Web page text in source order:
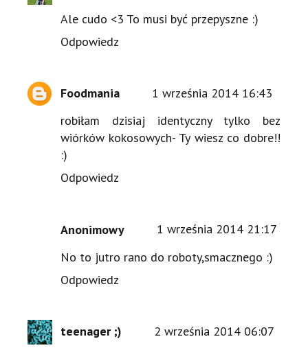
Ale cudo <3 To musi być przepyszne :)
Odpowiedz
Foodmania
1 września 2014 16:43
robiłam dzisiaj identyczny tylko bez
wiórków kokosowych- Ty wiesz co dobre!!
:)
Odpowiedz
Anonimowy
1 września 2014 21:17
No to jutro rano do roboty,smacznego :)
Odpowiedz
teenager ;)
2 września 2014 06:07